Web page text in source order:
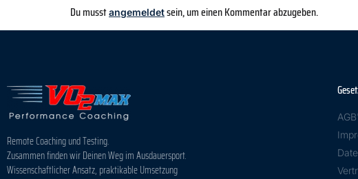
Du musstangemeldetsein, um einen Kommentar abzugeben.
Remote Coaching und Testing.
Zusammen finden wir Deinen Weg im Ausdauersport.
Wissenschaftlicher Ansatz, praktikable Umsetzung